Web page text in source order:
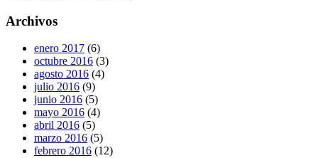
Archivos
enero 2017 (6)
octubre 2016 (3)
agosto 2016 (4)
julio 2016 (9)
junio 2016 (5)
mayo 2016 (4)
abril 2016 (5)
marzo 2016 (5)
febrero 2016 (12)